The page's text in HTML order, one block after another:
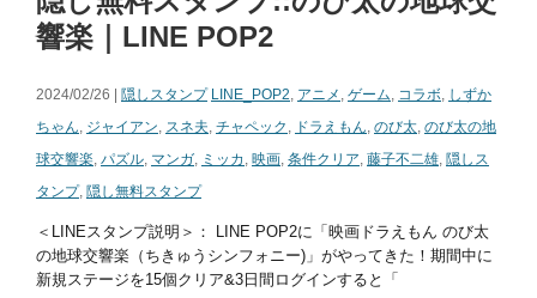
響楽｜LINE POP2
2024/02/26 | 隠しスタンプ LINE_POP2, アニメ , ゲーム, コラボ, しずか
ちゃん, ジャイアン, スネ夫, チャペック , ドラえもん, のび太, のび太の地
球交響楽, パズル, マンガ, ミッカ , 映画, 条件クリア, 藤子不二雄, 隠しス
タンプ, 隠し無料スタンプ
＜LINEスタンプ説明＞： LINE POP2に「映画ドラえもん のび太
の地球交響楽（ちきゅうシンフォニー)」がやってきた！期間中に
新規ステージを15個クリア&3日間ログインすると「